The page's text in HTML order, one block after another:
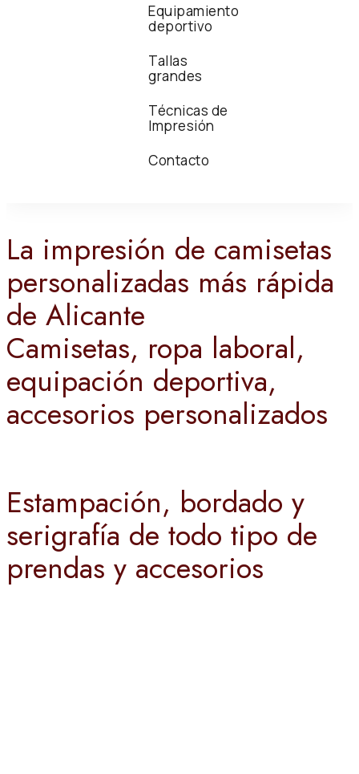
Equipamiento
deportivo
Tallas
grandes
Técnicas de
Impresión
Contacto
La impresión de camisetas
personalizadas más rápida
de Alicante
Camisetas, ropa laboral,
equipación deportiva,
accesorios personalizados
Estampación, bordado y
serigrafía de todo tipo de
prendas y accesorios